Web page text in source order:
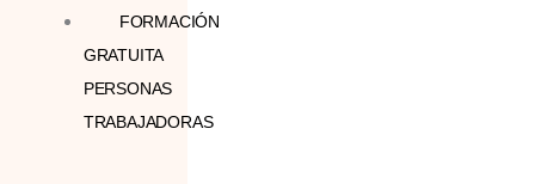
FORMACIÓN
GRATUITA
PERSONAS
TRABAJADORAS